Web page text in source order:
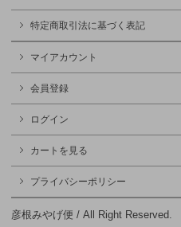
特定商取引法に基づく表記
マイアカウント
会員登録
ログイン
カートを見る
プライバシーポリシー
彦根みやげ便 / All Right Reserved.